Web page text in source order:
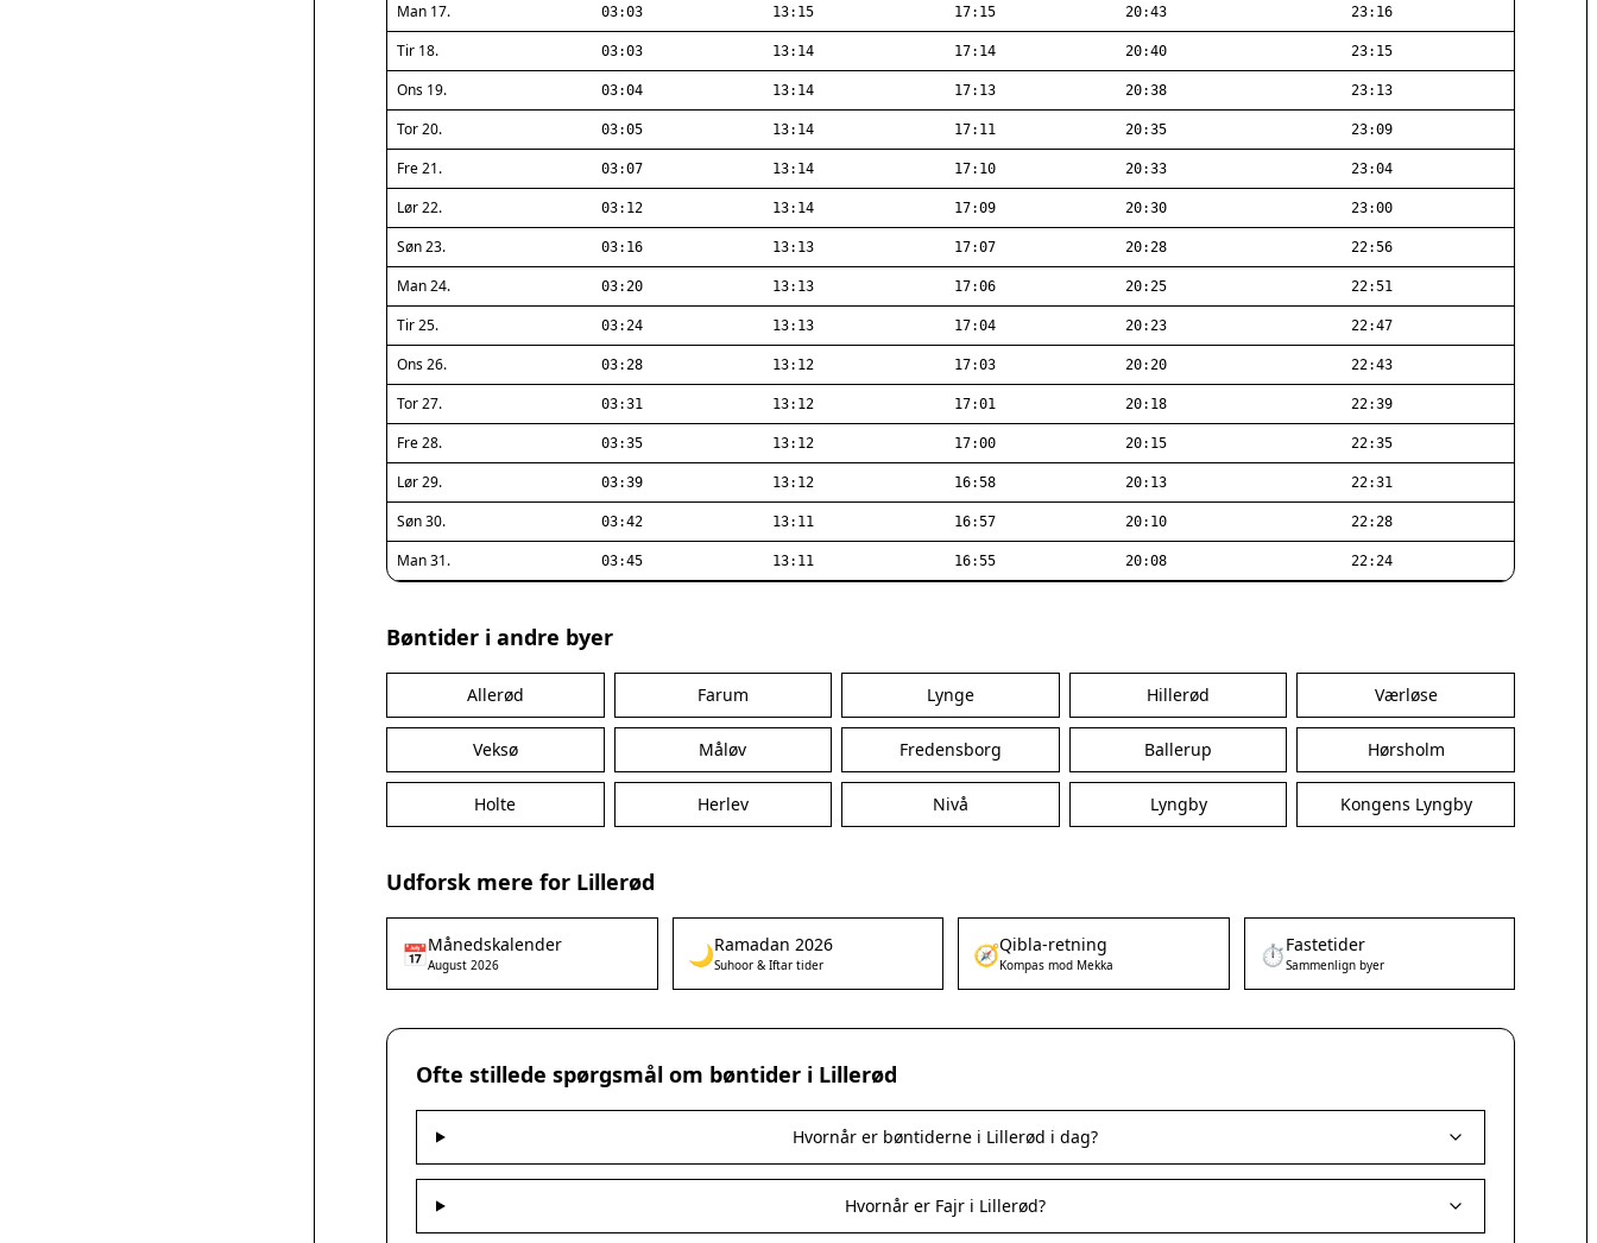
Man 17. 03:03 13:15 17:15 20:43 23:16
Tir 18. 03:03 13:14 17:14 20:40 23:15
Ons 19. 03:04 13:14 17:13 20:38 23:13
Tor 20. 03:05 13:14 17:11 20:35 23:09
Fre 21. 03:07 13:14 17:10 20:33 23:04
Lør 22. 03:12 13:14 17:09 20:30 23:00
Søn 23. 03:16 13:13 17:07 20:28 22:56
Man 24. 03:20 13:13 17:06 20:25 22:51
Tir 25. 03:24 13:13 17:04 20:23 22:47
Ons 26. 03:28 13:12 17:03 20:20 22:43
Tor 27. 03:31 13:12 17:01 20:18 22:39
Fre 28. 03:35 13:12 17:00 20:15 22:35
Lør 29. 03:39 13:12 16:58 20:13 22:31
Søn 30. 03:42 13:11 16:57 20:10 22:28
Man 31. 03:45 13:11 16:55 20:08 22:24
Bøntider i andre byer
Allerød Farum Lynge Hillerød Værløse
Veksø Måløv Fredensborg Ballerup Hørsholm
Holte Herlev Nivå Lyngby Kongens Lyngby
Udforsk mere for Lillerød
📅Månedskalender
August 2026 🌙Ramadan 2026
Suhoor & Iftar tider 🧭Qibla-retning
Kompas mod Mekka ⏱️Fastetider
Sammenlign byer
Ofte stillede spørgsmål om bøntider i Lillerød
Hvornår er bøntiderne i Lillerød i dag?
Hvornår er Fajr i Lillerød?